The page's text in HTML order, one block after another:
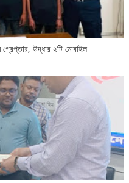
গ্রেপ্তার, উদ্ধার ২টি মোবাইল